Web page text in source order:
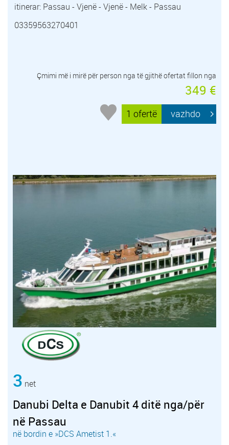
itinerar: Passau - Vjenë - Vjenë - Melk - Passau
03359563270401
Çmimi më i mirë për person nga të gjithë ofertat fillon nga
349 €
1 ofertë vazhdo
3 net
Danubi Delta e Danubit 4 ditë nga/për
në Passau
në bordin e »DCS Ametist 1.«